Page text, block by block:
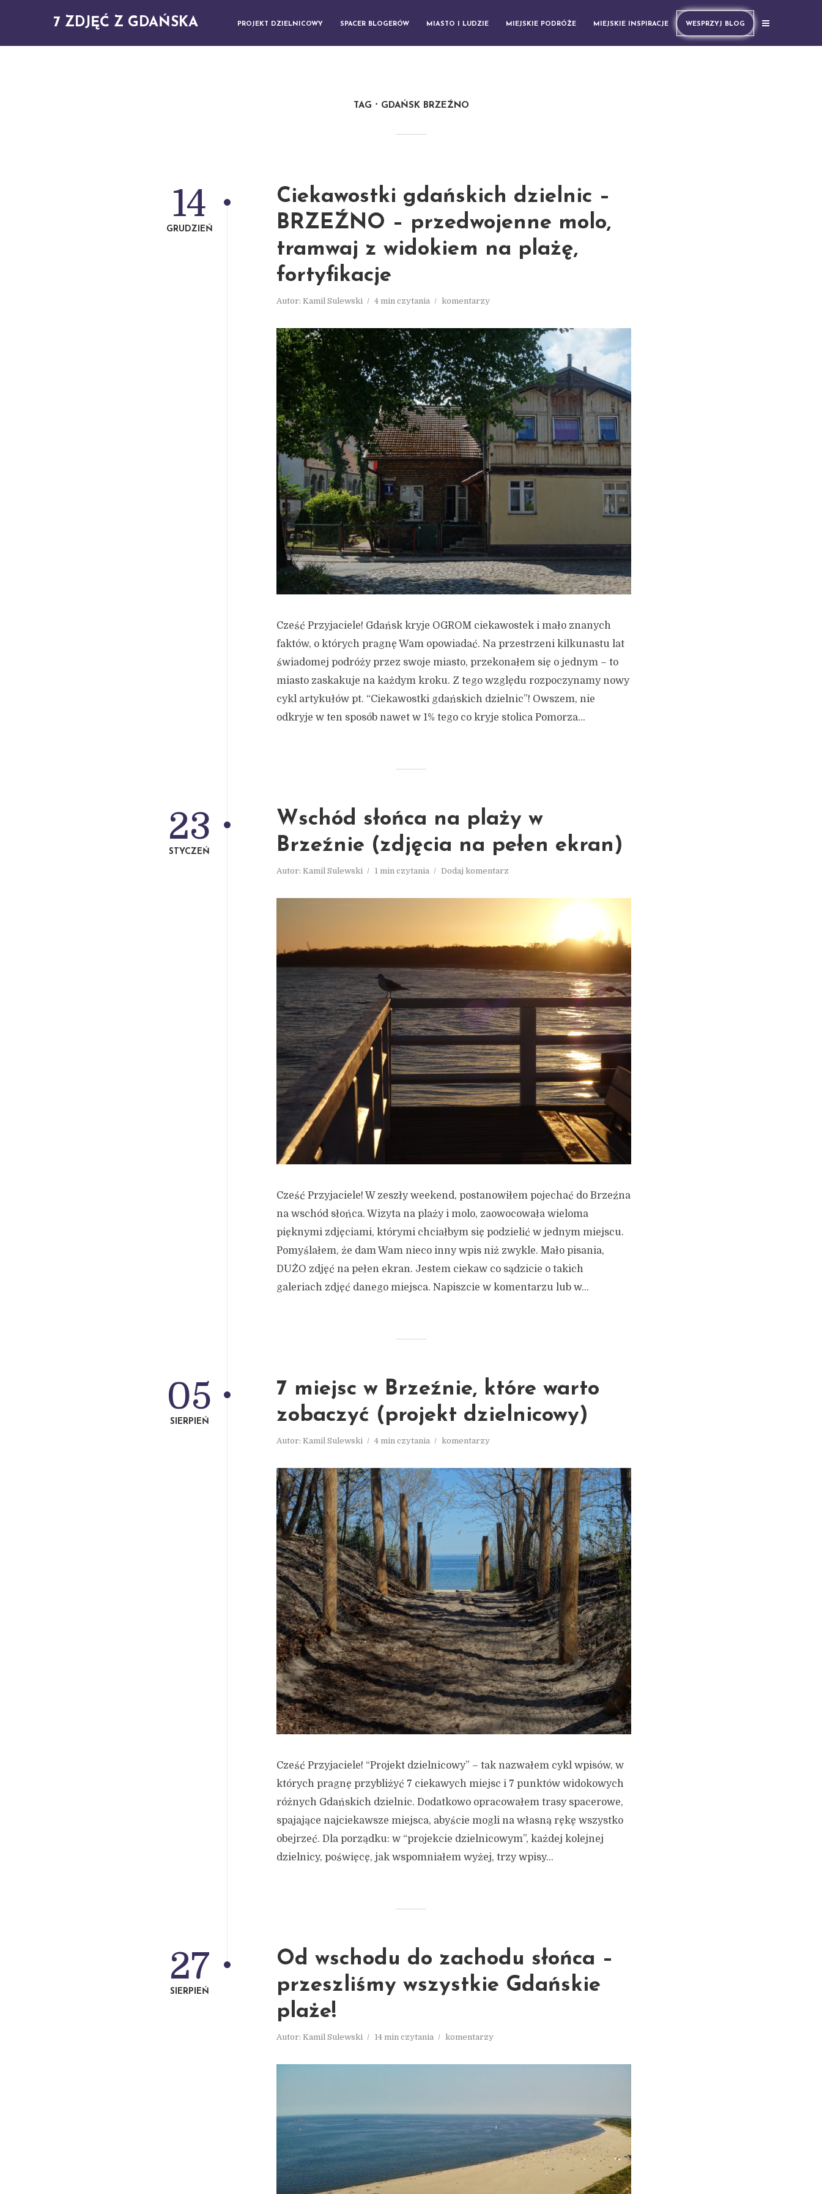
7 ZDJĘĆ Z GDAŃSKA PROJEKT DZIELNICOWY SPACER BLOGERÓW MIASTO I LUDZIE MIEJSKIE PODRÓŻE MIEJSKIE INSPIRACJE WESPRZYJ BLOG
TAG GDAŃSK BRZEŹNO
Ciekawostki gdańskich dzielnic –
BRZEŹNO – przedwojenne molo,
tramwaj z widokiem na plażę,
fortyfikacje
Autor: Kamil Sulewski 4 min czytania komentarzy
14
GRUDZIEŃ
Cześć Przyjaciele! Gdańsk kryje OGROM ciekawostek i mało znanych
faktów, o których pragnę Wam opowiadać. Na przestrzeni kilkunastu lat
świadomej podróży przez swoje miasto, przekonałem się o jednym – to
miasto zaskakuje na każdym kroku. Z tego względu rozpoczynamy nowy
cykl artykułów pt. “Ciekawostki gdańskich dzielnic”! Owszem, nie
odkryje w ten sposób nawet w 1% tego co kryje stolica Pomorza...
Wschód słońca na plaży w
Brzeźnie (zdjęcia na pełen ekran)
Autor: Kamil Sulewski 1 min czytania Dodaj komentarz
23
STYCZEŃ
Cześć Przyjaciele! W zeszły weekend, postanowiłem pojechać do Brzeźna
na wschód słońca. Wizyta na plaży i molo, zaowocowała wieloma
pięknymi zdjęciami, którymi chciałbym się podzielić w jednym miejscu.
Pomyślałem, że dam Wam nieco inny wpis niż zwykle. Mało pisania,
DUŻO zdjęć na pełen ekran. Jestem ciekaw co sądzicie o takich
galeriach zdjęć danego miejsca. Napiszcie w komentarzu lub w...
7 miejsc w Brzeźnie, które warto
zobaczyć (projekt dzielnicowy)
Autor: Kamil Sulewski 4 min czytania komentarzy
05
SIERPIEŃ
Cześć Przyjaciele! “Projekt dzielnicowy” – tak nazwałem cykl wpisów, w
których pragnę przybliżyć 7 ciekawych miejsc i 7 punktów widokowych
różnych Gdańskich dzielnic. Dodatkowo opracowałem trasy spacerowe,
spajające najciekawsze miejsca, abyście mogli na własną rękę wszystko
obejrzeć. Dla porządku: w “projekcie dzielnicowym”, każdej kolejnej
dzielnicy, poświęcę, jak wspomniałem wyżej, trzy wpisy...
Od wschodu do zachodu słońca –
przeszliśmy wszystkie Gdańskie
plaże!
Autor: Kamil Sulewski 14 min czytania komentarzy
27
SIERPIEŃ